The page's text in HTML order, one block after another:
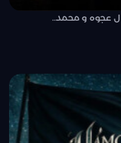
عجوه و محمد..